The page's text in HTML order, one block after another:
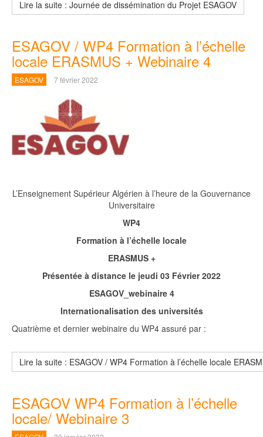
Lire la suite : Journée de dissémination du Projet ESAGOV
ESAGOV / WP4 Formation à l’échelle
locale ERASMUS + Webinaire 4
ESAGOV 7 février 2022
L’Enseignement Supérieur Algérien à l’heure de la Gouvernance
Universitaire
WP4
Formation à l’échelle locale
ERASMUS +
Présentée à distance le jeudi 03 Février 2022
ESAGOV_webinaire 4
Internationalisation des universités
Quatrième et dernier webinaire du WP4 assuré par :
Lire la suite : ESAGOV / WP4 Formation à l’échelle locale
ESAGOV WP4 Formation à l’échelle
locale/ Webinaire 3